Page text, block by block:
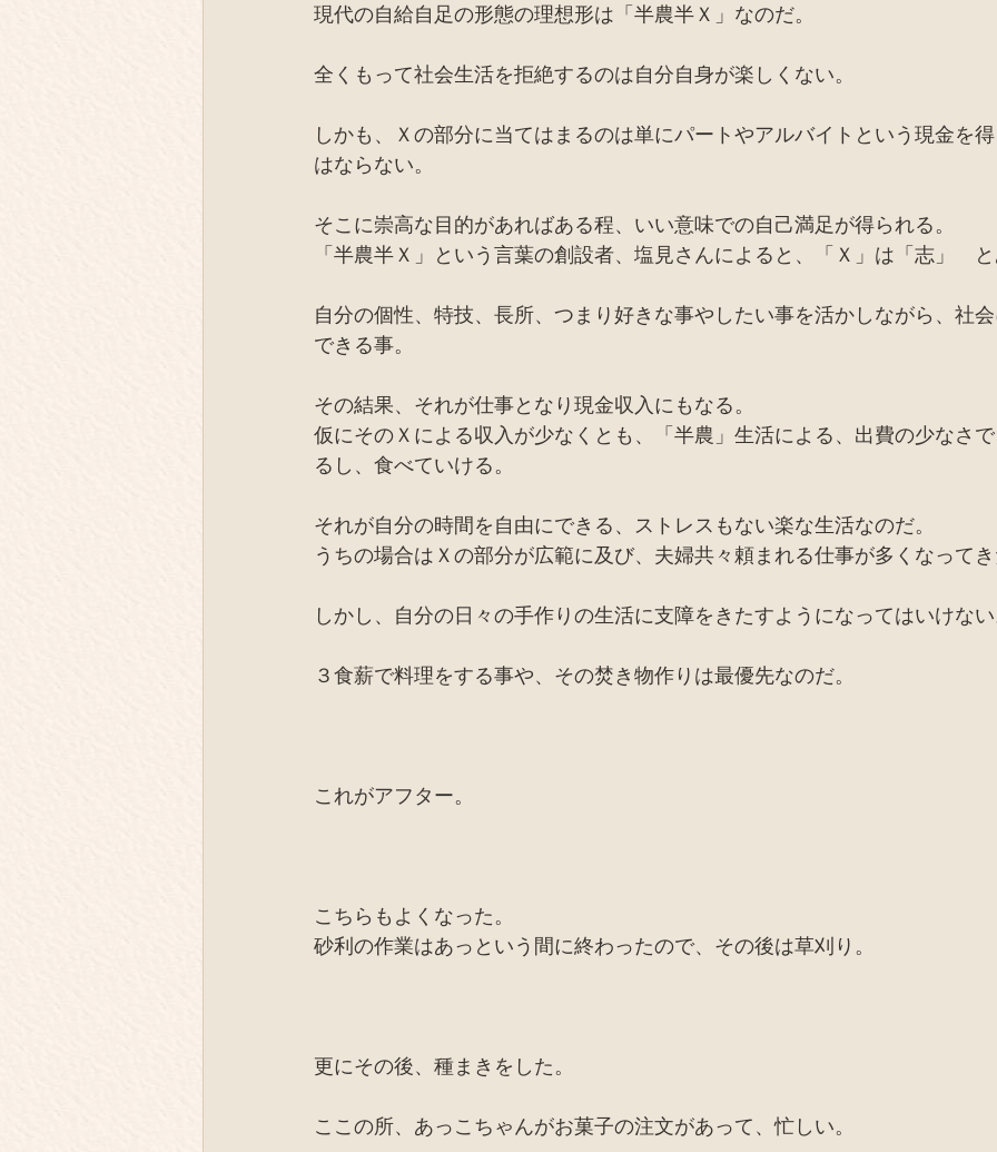
現代の自給自足の形態の理想形は「半農半Ｘ」なのだ。
全くもって社会生活を拒絶するのは自分自身が楽しくない。
しかも、Ｘの部分に当てはまるのは単にパートやアルバイトという現金を
はならない。
そこに崇高な目的があればある程、いい意味での自己満足が得られる。
「半農半Ｘ」という言葉の創設者、塩見さんによると、「Ｘ」は「志」　
自分の個性、特技、長所、つまり好きな事やしたい事を活かしながら、社
できる事。
その結果、それが仕事となり現金収入にもなる。
仮にそのＸによる収入が少なくとも、「半農」生活による、出費の少なさ
るし、食べていける。
それが自分の時間を自由にできる、ストレスもない楽な生活なのだ。
うちの場合はＸの部分が広範に及び、夫婦共々頼まれる仕事が多くなって
しかし、自分の日々の手作りの生活に支障をきたすようになってはいけな
３食薪で料理をする事や、その焚き物作りは最優先なのだ。
これがアフター。
こちらもよくなった。
砂利の作業はあっという間に終わったので、その後は草刈り。
更にその後、種まきをした。
ここの所、あっこちゃんがお菓子の注文があって、忙しい。